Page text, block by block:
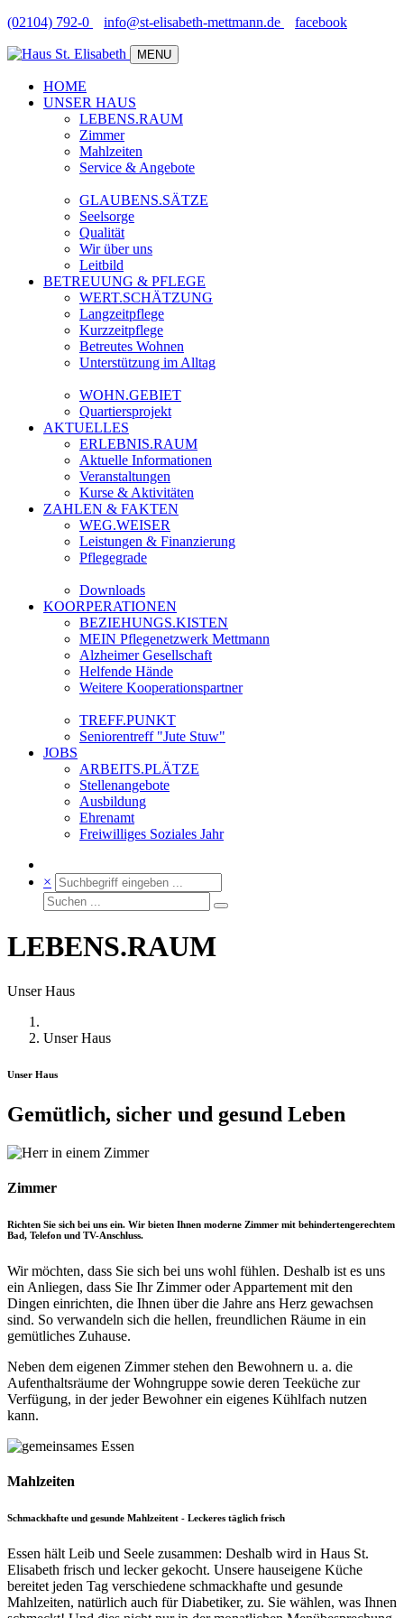
(02104) 792-0 info@st-elisabeth-mettmann.de facebook
MENU
HOME
UNSER HAUS
LEBENS.RAUM
Zimmer
Mahlzeiten
Service & Angebote
GLAUBENS.SÄTZE
Seelsorge
Qualität
Wir über uns
Leitbild
BETREUUNG & PFLEGE
WERT.SCHÄTZUNG
Langzeitpflege
Kurzzeitpflege
Betreutes Wohnen
Unterstützung im Alltag
WOHN.GEBIET
Quartiersprojekt
AKTUELLES
ERLEBNIS.RAUM
Aktuelle Informationen
Veranstaltungen
Kurse & Aktivitäten
ZAHLEN & FAKTEN
WEG.WEISER
Leistungen & Finanzierung
Pflegegrade
Downloads
KOORPERATIONEN
BEZIEHUNGS.KISTEN
MEIN Pflegenetzwerk Mettmann
Alzheimer Gesellschaft
Helfende Hände
Weitere Kooperationspartner
TREFF.PUNKT
Seniorentreff "Jute Stuw"
JOBS
ARBEITS.PLÄTZE
Stellenangebote
Ausbildung
Ehrenamt
Freiwilliges Soziales Jahr
×
LEBENS.RAUM
Unser Haus
Unser Haus
Unser Haus
Gemütlich, sicher und gesund Leben
Zimmer
Richten Sie sich bei uns ein. Wir bieten Ihnen moderne Zimmer mit behindertengerechtem
Bad, Telefon und TV-Anschluss.
Wir möchten, dass Sie sich bei uns wohl fühlen. Deshalb ist es uns
ein Anliegen, dass Sie Ihr Zimmer oder Appartement mit den
Dingen einrichten, die Ihnen über die Jahre ans Herz gewachsen
sind. So verwandeln sich die hellen, freundlichen Räume in ein
gemütliches Zuhause.
Neben dem eigenen Zimmer stehen den Bewohnern u. a. die
Aufenthaltsräume der Wohngruppe sowie deren Teeküche zur
Verfügung, in der jeder Bewohner ein eigenes Kühlfach nutzen
kann.
Mahlzeiten
Schmackhafte und gesunde Mahlzeitent - Leckeres täglich frisch
Essen hält Leib und Seele zusammen: Deshalb wird in Haus St.
Elisabeth frisch und lecker gekocht. Unsere hauseigene Küche
bereitet jeden Tag verschiedene schmackhafte und gesunde
Mahlzeiten, natürlich auch für Diabetiker, zu. Sie wählen, was Ihnen